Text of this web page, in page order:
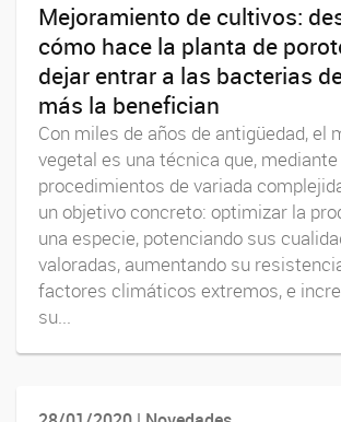
Mejoramiento de cultivos:
cómo hace la planta de
dejar entrar a las bacterias
más la benefician
Con miles de años de antigüedad, el
vegetal es una técnica que,
procedimientos de variada
un objetivo concreto: optimizar la
una especie, potenciando sus
valoradas, aumentando su
factores climáticos extremos, e
su...